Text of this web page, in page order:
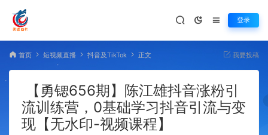
登录
首页 短视频直播 抖音及TikTok 正文 我要投稿
【勇锶656期】陈江雄抖音涨粉引
流训练营，0基础学习抖音引流与变
现【无水印-视频课程】